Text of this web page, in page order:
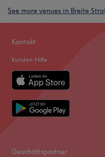
See more venues in Breite
Kontakt
Kunden-Hilfe
Geschäftspartner